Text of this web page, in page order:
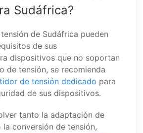
Sudáfrica?
de Sudáfrica pueden
de sus
dispositivos que no soportan
de tensión, se recomienda
de tensión dedicado para
de sus dispositivos.
tanto la adaptación de
la conversión de tensión,